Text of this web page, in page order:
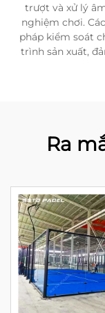
trượt và xử lý
nghiệm chơi.
pháp kiểm soát
trình sản xuất,
Ra